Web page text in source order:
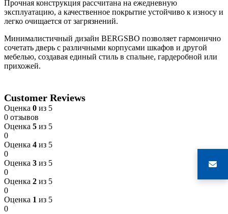
Прочная конструкция рассчитана на ежедневную
эксплуатацию, а качественное покрытие устойчиво к износу и
легко очищается от загрязнений.
Минималистичный дизайн BERGSBO позволяет гармонично
сочетать дверь с различными корпусами шкафов и другой
мебелью, создавая единый стиль в спальне, гардеробной или
прихожей.
Customer Reviews
Оценка 0 из 5
0 отзывов
Оценка 5 из 5
0
Оценка 4 из 5
0
Оценка 3 из 5
0
Оценка 2 из 5
0
Оценка 1 из 5
0